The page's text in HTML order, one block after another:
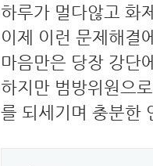
하루가 멀다않고 화
이제 이런 문제해결
마음만은 당장 강단
하지만 범방위원으
를 되세기며 충분